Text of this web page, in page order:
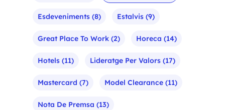
Esdeveniments (8) Estalvis (9)
Great Place To Work (2) Horeca (14)
Hotels (11) Lideratge Per Valors (17)
Mastercard (7) Model Clearance (11)
Nota De Premsa (13)